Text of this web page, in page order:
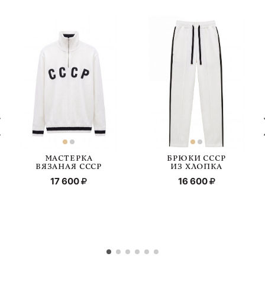
МАСТЕРКА
ВЯЗАНАЯ СССР
17 600
БРЮКИ СССР
ИЗ ХЛОПКА
16 600